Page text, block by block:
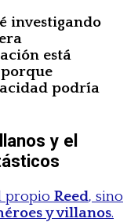
investigando
está
podría
y el
propio Reed, sino
y villanos.